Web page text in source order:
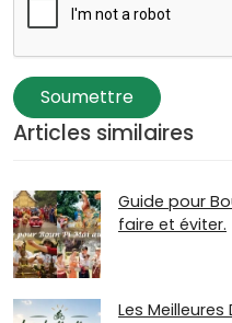
Soumettre
Articles similaires
Guide pour
faire et éviter.
Les